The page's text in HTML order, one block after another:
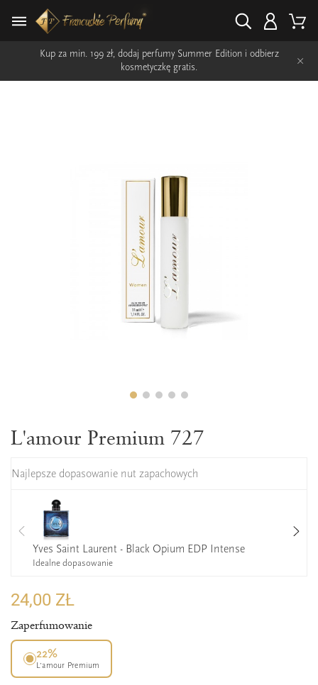
Kup za min. 199 zł, dodaj perfumy Summer Edition i odbierz
kosmetyczkę gratis.
×
L'amour Premium 727
Najlepsze dopasowanie nut zapachowych
Yves Saint Laurent - Black Opium EDP Intense
Idealne dopasowanie
24,00 ZŁ
Zaperfumowanie
22%
L’amour Premium